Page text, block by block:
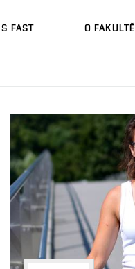
FAST O FAKULTĚ